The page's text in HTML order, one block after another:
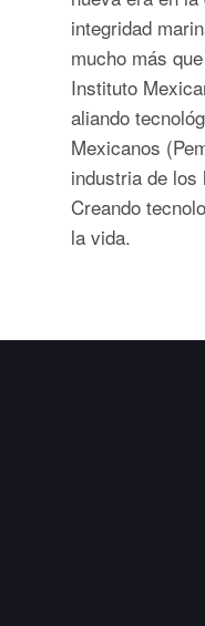
integridad
mucho más
Instituto
aliando
Mexicanos
industria de los
Creando
la vida.